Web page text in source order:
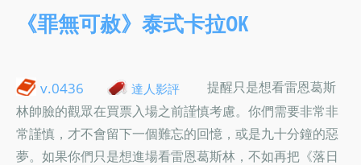
《罪無可赦》泰式卡拉OK
v.0436 達人影評
提醒只是想看雷恩葛斯
林帥臉的觀眾在買票入場之前謹慎考慮。你們需要非常非
常謹慎，才不會留下一個難忘的回憶，或是九十分鐘的惡
夢。如果你們只是想進場看雷恩葛斯林，不如再把《落日